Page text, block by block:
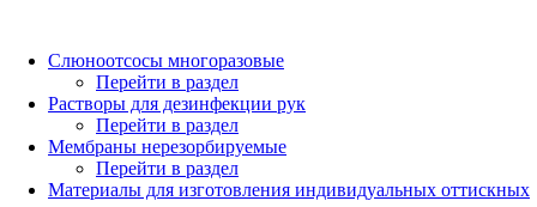
Слюноотсосы многоразовые
Перейти в раздел
Растворы для дезинфекции рук
Перейти в раздел
Мембраны нерезорбируемые
Перейти в раздел
Материалы для изготовления индивидуальных оттискных